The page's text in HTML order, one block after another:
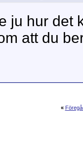
ju hur det
att du
«